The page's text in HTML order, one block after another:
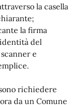
la casella
la firma
del
e
richiedere
da un Comune